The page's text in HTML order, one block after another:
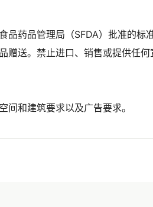
品药品管理局（SFDA）批准的标
赠送。禁止进口、销售或提供任
间和建筑要求以及广告要求。